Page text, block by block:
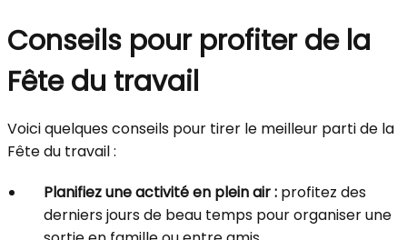
Conseils pour profiter de la
Fête du travail
Voici quelques conseils pour tirer le meilleur parti de la
Fête du travail :
Planifiez une activité en plein air : profitez des
derniers jours de beau temps pour organiser une